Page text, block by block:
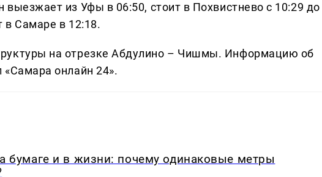
из Уфы в 06:50, стоит в Похвистнево с 10:29 до
в Самаре в 12:18.
на отрезке Абдулино – Чишмы. Информацию об
«Самара онлайн 24».
бумаге и в жизни: почему одинаковые метры